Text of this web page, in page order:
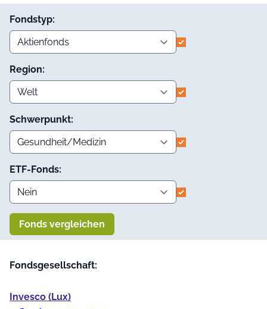
Fondstyp:
Region:
Schwerpunkt:
ETF-Fonds:
Fonds vergleichen
Fondsgesellschaft:
Invesco (Lux)